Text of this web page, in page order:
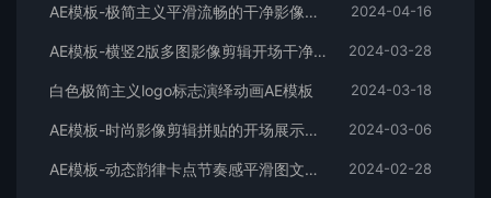
AE模板-极简主义平滑流畅的干净影像排版展示开场 2024-04-16
AE模板-横竖2版多图影像剪辑开场干净平滑时尚片头 2024-03-28
白色极简主义logo标志演绎动画AE模板 2024-03-18
AE模板-时尚影像剪辑拼贴的开场展示片头 2024-03-06
AE模板-动态韵律卡点节奏感平滑图文拼贴宣传片头 2024-02-28